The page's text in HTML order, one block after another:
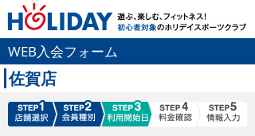
WEB入会フォーム
佐賀店